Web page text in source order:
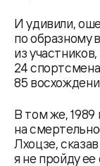
И удивили,
по образному
из
24
85
В том же, 1989
на
Лхоцзе,
я не пройду ее